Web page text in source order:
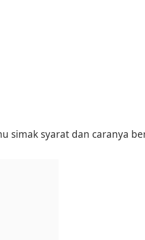
simak syarat dan caranya